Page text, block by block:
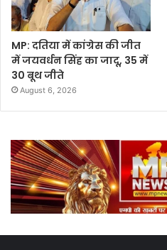
MP: दतिया में कांग्रेस की जीत
में जयवर्धन सिंह का जादू, 35 में
30 बूथ जीते
August 6, 2026